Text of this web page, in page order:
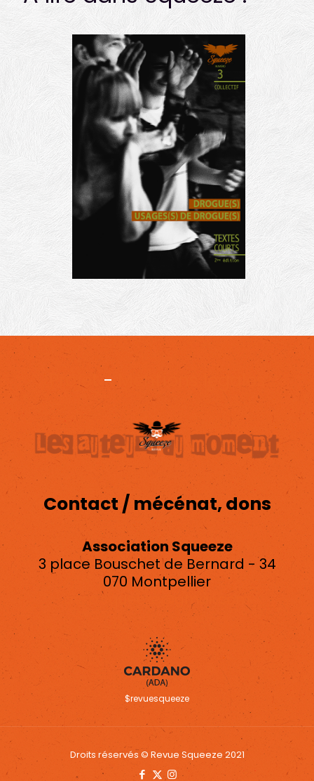
Projet -Mentions légales
Contact / mécénat, dons
Association Squeeze
3 place Bouschet de Bernard - 34
070 Montpellier
asso.squeeze@gmail.com
$revuesqueeze
Droits réservés © Revue Squeeze 2021